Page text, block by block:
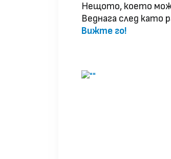
Нещото, което
Веднага след като
Вижте го!